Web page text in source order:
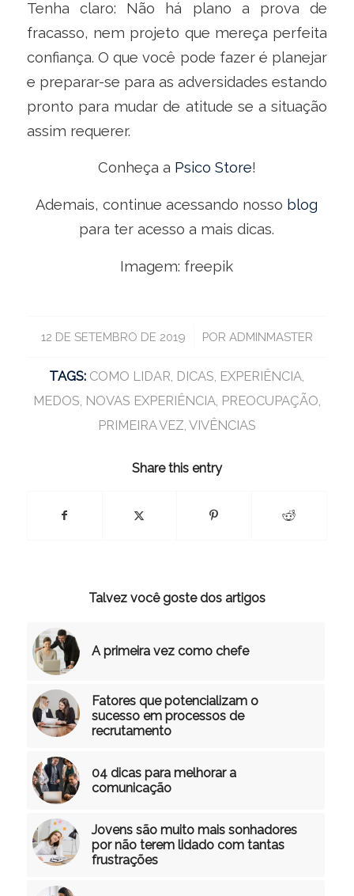
Tenha claro: Não há plano a prova de
fracasso, nem projeto que mereça perfeita
confiança. O que você pode fazer é planejar
e preparar-se para as adversidades estando
pronto para mudar de atitude se a situação
assim requerer.
Conheça a Psico Store!
Ademais, continue acessando nosso blog
para ter acesso a mais dicas.
Imagem: freepik
12 DE SETEMBRO DE 2019
/ POR ADMINMASTER
TAGS: COMO LIDAR, DICAS, EXPERIÊNCIA,
MEDOS, NOVAS EXPERIÊNCIA, PREOCUPAÇÃO,
PRIMEIRA VEZ, VIVÊNCIAS
Share this entry
Talvez você goste dos artigos
A primeira vez como chefe
Fatores que potencializam o
sucesso em processos de
recrutamento
04 dicas para melhorar a
comunicação
Jovens são muito mais sonhadores
por não terem lidado com tantas
frustrações